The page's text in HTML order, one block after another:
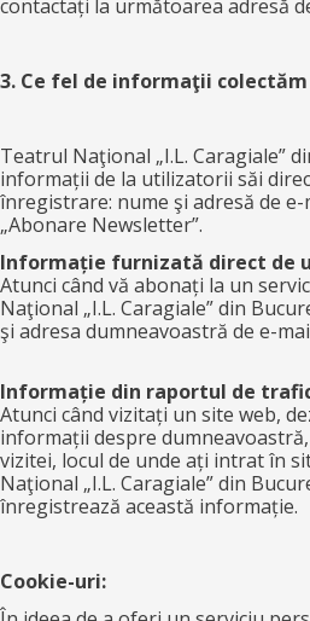
contactați la următoarea adresă
3. Ce fel de informaţii
Teatrul Naţional „I.L. Caragiale”
informații de la utilizatorii săi
înregistrare: nume şi adresă de
„Abonare Newsletter”.
Informație furnizată direct de
Atunci când vă abonați la un
Naţional „I.L. Caragiale” din
şi adresa dumneavoastră de e-
Informație din raportul de
Atunci când vizitați un site web,
informații despre dumneavoastră,
vizitei, locul de unde ați intrat în
Naţional „I.L. Caragiale” din
înregistrează această informație.
Cookie-uri: